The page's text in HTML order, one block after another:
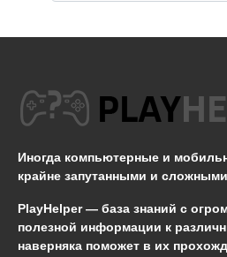
Иногда компьютерные и
крайне запутанными и
PlayHelper — база знаний с
полезной информации к
наверняка поможет в их